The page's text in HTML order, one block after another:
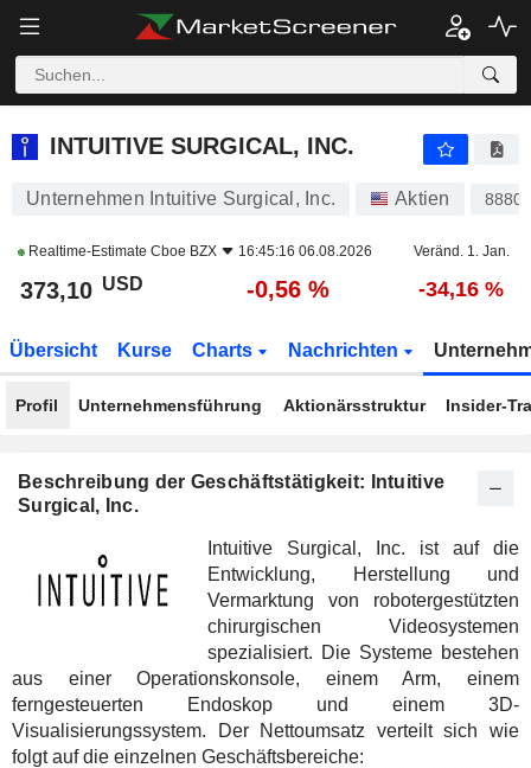
INTUITIVE SURGICAL, INC.
INTUITIVE SURGICAL, INC.
Unternehmen Intuitive Surgical, Inc. Aktien
Realtime-Estimate Cboe BZX 16:45:16 06.08.2026 Veränd. 1. Jan.
373,10 USD -0,56 % -34,16 %
Übersicht Kurse Charts Nachrichten
Profil Unternehmensführung Aktionärsstruktur Insider-
Beschreibung der Geschäftstätigkeit: Intuitive
Surgical, Inc.
Intuitive Surgical, Inc. ist auf die
Entwicklung, Herstellung und
Vermarktung von robotergestützten
chirurgischen Videosystemen
spezialisiert. Die Systeme bestehen
aus einer Operationskonsole, einem Arm, einem
ferngesteuerten Endoskop und einem 3D-
Visualisierungssystem. Der Nettoumsatz verteilt sich wie
folgt auf die einzelnen Geschäftsbereiche: